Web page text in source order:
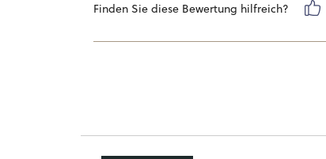
Finden Sie diese Bewertung hilfreich?